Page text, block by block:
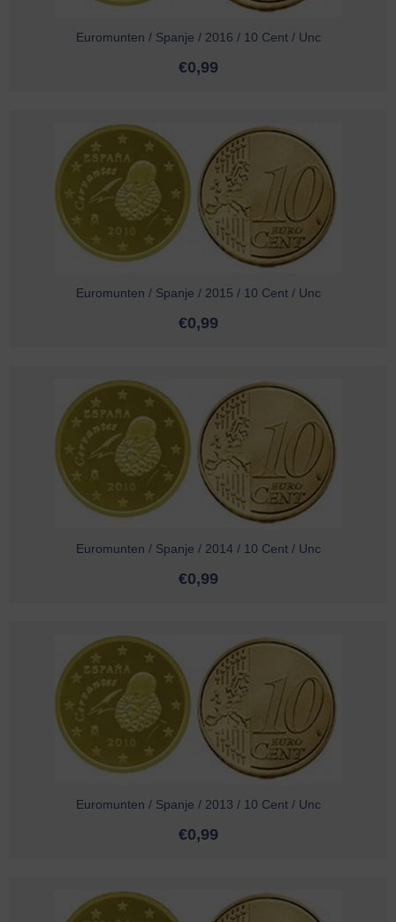
Euromunten / Spanje / 2016 / 10 Cent / Unc
€0,99
Euromunten / Spanje / 2015 / 10 Cent / Unc
€0,99
Euromunten / Spanje / 2014 / 10 Cent / Unc
€0,99
Euromunten / Spanje / 2013 / 10 Cent / Unc
€0,99